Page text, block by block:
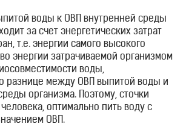
воды к ОВП внутренней среды
за счет энергетических затрат
т.е. энергии самого высокого
энергии затрачиваемой организмом
воды,
разнице между ОВП выпитой воды и
организма. Поэтому, сточки
оптимально пить воду с
ОВП.